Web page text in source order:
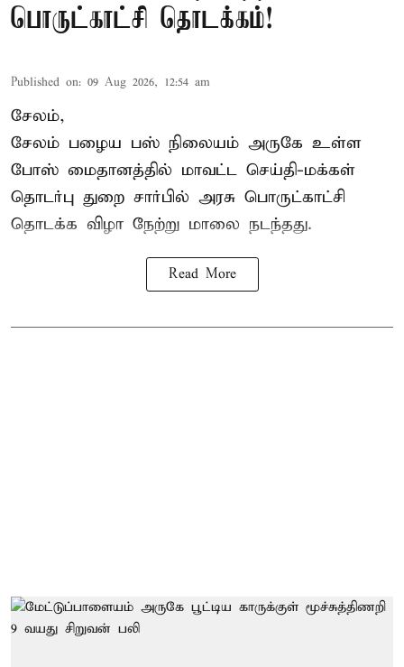
பொருட்காட்சி தொடக்கம்!
Published on: 09 Aug 2026, 12:54 am
சேலம்,
சேலம் பழைய பஸ் நிலையம் அருகே உள்ள
போஸ் மைதானத்தில் மாவட்ட செய்தி-மக்கள்
தொடர்பு துறை சார்பில் அரசு பொருட்காட்சி
தொடக்க விழா நேற்று மாலை நடந்தது.
Read More